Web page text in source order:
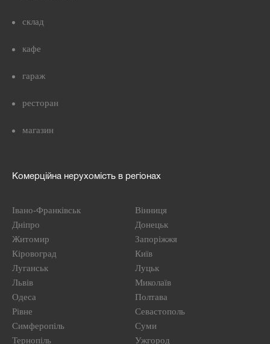
склад
кафе
гараж
ресторан
магазин
Комерційна нерухомість в регіонах
Івано-Франківськ
Вінниця
Дніпро
Донецьк
Житомир
Запоріжжя
Кіровоград
Київ
Луганськ
Луцьк
Львів
Миколаїв
Одеса
Полтава
Рівне
Севастополь
Симферопіль
Суми
Тернопіль
Ужгород